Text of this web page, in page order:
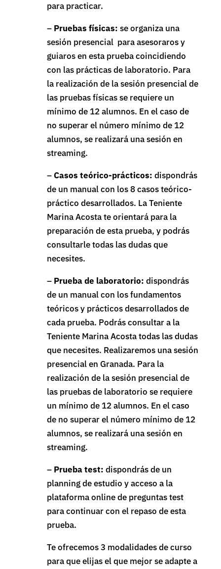
para practicar.
– Pruebas físicas: se organiza una
sesión presencial para asesoraros y
guiaros en esta prueba coincidiendo
con las prácticas de laboratorio. Para
la realización de la sesión presencial de
las pruebas físicas se requiere un
mínimo de 12 alumnos. En el caso de
no superar el número mínimo de 12
alumnos, se realizará una sesión en
streaming.
–Casos teórico-prácticos: dispondrás
de un manual con los 8 casos teórico-
práctico desarrollados. La Teniente
Marina Acostate orientará para la
preparación de esta prueba, y podrás
consultarle todas las dudas que
necesites.
– Prueba de laboratorio: dispondrás
de un manual con los fundamentos
teóricos y prácticos desarrollados de
cada prueba. Podrás consultar a la
Teniente Marina Acosta todas las dudas
que necesites. Realizaremos una sesión
presencial en Granada. Para la
realización de la sesión presencial de
las pruebas de laboratorio se requiere
un mínimo de 12 alumnos. En el caso
de no superar el número mínimo de 12
alumnos, se realizará una sesión en
streaming.
– Prueba test: dispondrás de un
planning de estudio y acceso a la
plataforma online de preguntas test
para continuar con el repaso de esta
prueba.
Te ofrecemos 3 modalidades de curso
para que elijas el que mejor se adapte a